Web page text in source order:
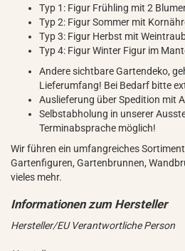
Typ 1: Figur Frühling mit 2
Typ 2: Figur Sommer mit
Typ 3: Figur Herbst mit
Typ 4: Figur Winter Figur im
Andere sichtbare Gartendeko,
Lieferumfang! Bei Bedarf bitte
Auslieferung über Spedition mit
Selbstabholung in unserer
Terminabsprache möglich!
Wir führen ein umfangreiches
Gartenfiguren, Gartenbrunnen,
vieles mehr.
Hersteller/EU Verantwortliche Person